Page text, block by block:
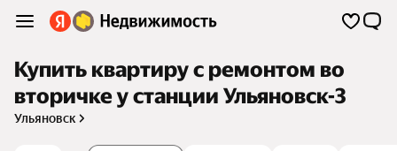
Купить квартиру с ремонтом во
вторичке у станции Ульяновск-3
Ульяновск